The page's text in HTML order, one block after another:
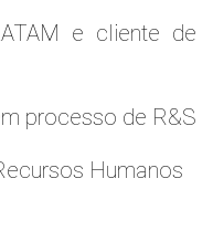
e cliente de
processo de R&S
Humanos